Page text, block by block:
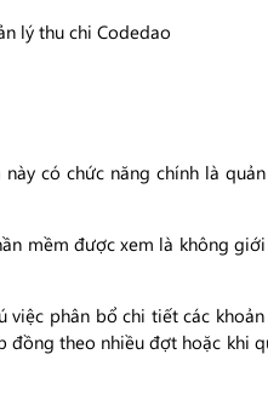
có chức năng chính là
mềm được xem là không
việc phân bổ chi tiết các
theo nhiều đợt hoặc khi